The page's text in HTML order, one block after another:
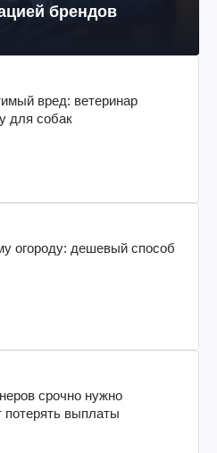
брендов
вред: ветеринар
для собак
огороду: дешевый способ
срочно нужно
потерять выплаты